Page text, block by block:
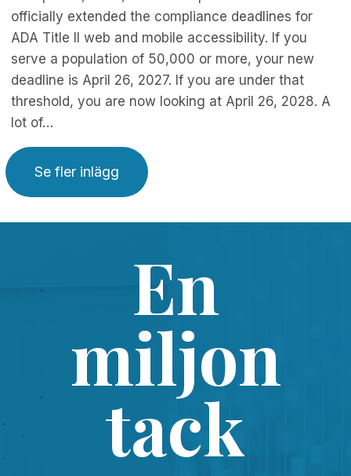
officially extended the compliance deadlines for
ADA Title II web and mobile accessibility. If you
serve a population of 50,000 or more, your new
deadline is April 26, 2027. If you are under that
threshold, you are now looking at April 26, 2028. A
lot of…
Se fler inlägg
En
miljon
tack